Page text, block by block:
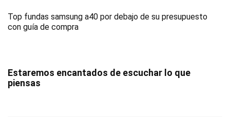
Top fundas samsung a40 por debajo de su presupuesto
con guía de compra
Estaremos encantados de escuchar lo que
piensas